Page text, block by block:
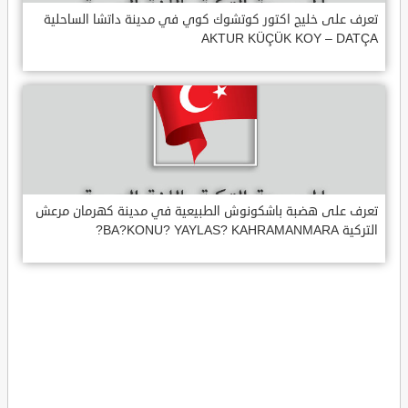
تعرف على خليج اكتور كوتشوك كوي في مدينة داتشا الساحلية
AKTUR KÜÇÜK KOY – DATÇA
تعرف على هضبة باشكونوش الطبيعية في مدينة كهرمان مرعش
التركية BA?KONU? YAYLAS? KAHRAMANMARA?